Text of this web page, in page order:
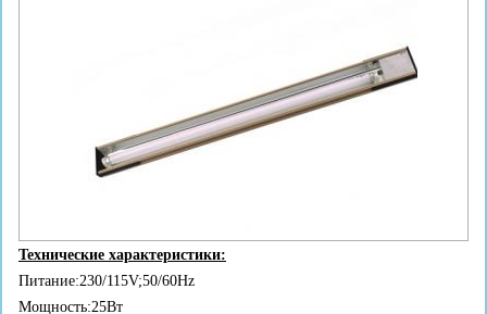
Технические характеристики:
Питание:230/115V;50/60Hz
Мощность:25Вт